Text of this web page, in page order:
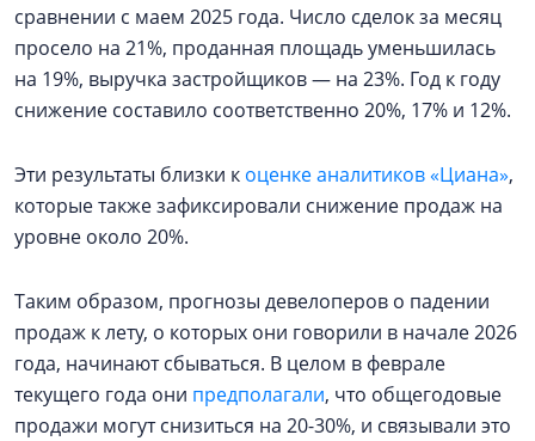
сравнении с маем 2025 года. Число сделок за месяц
просело на 21%, проданная площадь уменьшилась
на 19%, выручка застройщиков — на 23%. Год к году
снижение составило соответственно 20%, 17% и 12%.
Эти результаты близки к оценке аналитиков «Циана»,
которые также зафиксировали снижение продаж на
уровне около 20%.
Таким образом, прогнозы девелоперов о падении
продаж к лету, о которых они говорили в начале 2026
года, начинают сбываться. В целом в феврале
текущего года они предполагали, что общегодовые
продажи могут снизиться на 20-30%, и связывали это